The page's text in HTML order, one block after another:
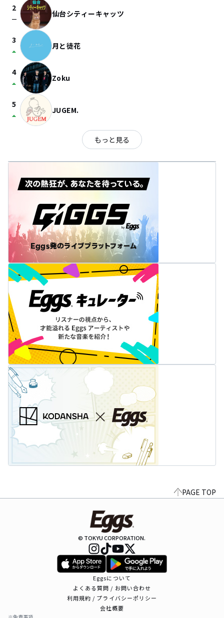
2
check_indeterminate_small 仙台シティーキャッツ
3
arrow_drop_up 月と徒花
4
arrow_drop_up Zoku
5
arrow_drop_up JUGEM.
もっと見る
PAGE TOP
© TOKYU CORPORATION.
Eggsについて
よくある質問 / お問い合わせ
利用規約 / プライバシーポリシー
会社概要